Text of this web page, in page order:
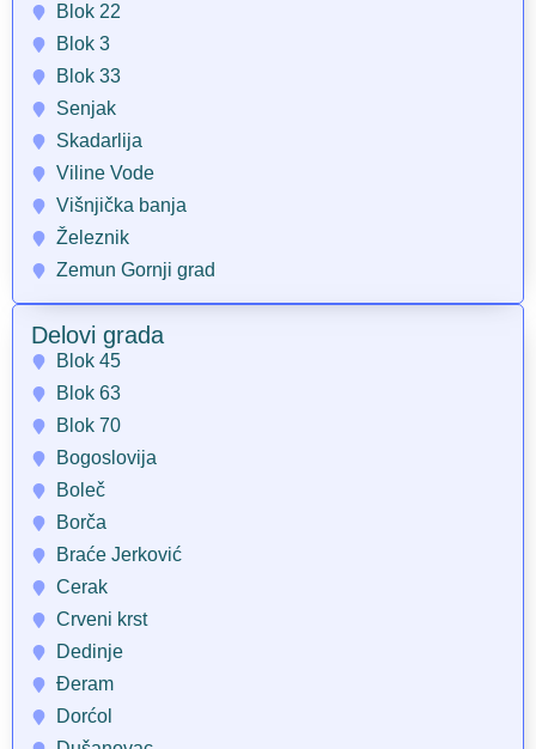
Blok 22
Blok 3
Blok 33
Senjak
Skadarlija
Viline Vode
Višnjička banja
Železnik
Zemun Gornji grad
Delovi grada
Blok 45
Blok 63
Blok 70
Bogoslovija
Boleč
Borča
Braće Jerković
Cerak
Crveni krst
Dedinje
Đeram
Dorćol